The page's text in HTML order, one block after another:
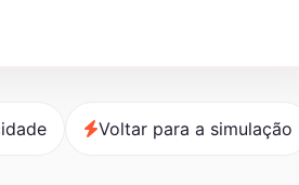
Voltar para a simulação